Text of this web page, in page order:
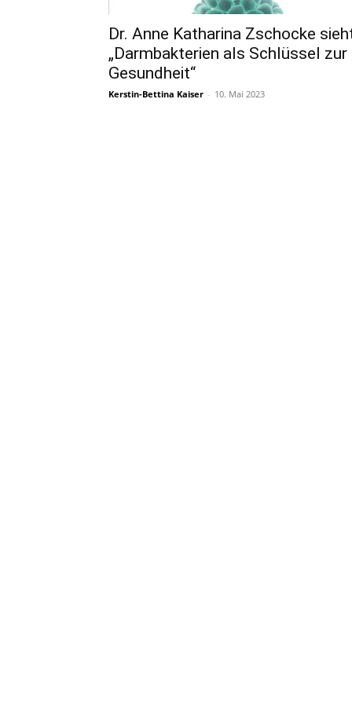
Dr. Anne Katharina Zschocke
„Darmbakterien als Schlüssel zur
Gesundheit“
Kerstin-Bettina Kaiser - 10. Mai 2023